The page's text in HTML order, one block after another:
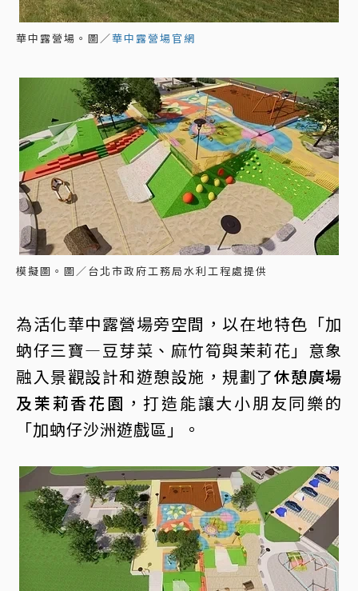
華中露營場。圖／華中露營場官網
模擬圖。圖／台北市政府工務局水利工程處提供
為活化華中露營場旁空間，以在地特色「加
蚋仔三寶—豆芽菜、麻竹筍與茉莉花」意象
融入景觀設計和遊憩設施，規劃了休憩廣場
及茉莉香花園 ，打造能讓大小朋友同樂的
「加蚋仔沙洲遊戲區」。